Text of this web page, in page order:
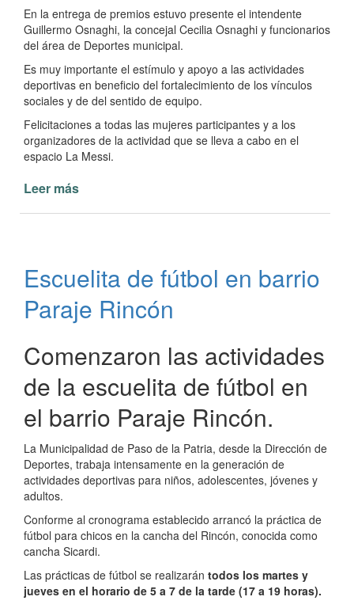
En la entrega de premios estuvo presente el intendente
Guillermo Osnaghi, la concejal Cecilia Osnaghi y funcionarios
del área de Deportes municipal.
Es muy importante el estímulo y apoyo a las actividades
deportivas en beneficio del fortalecimiento de los vínculos
sociales y de del sentido de equipo.
Felicitaciones a todas las mujeres participantes y a los
organizadores de la actividad que se lleva a cabo en el
espacio La Messi.
Leer más
de
fútbol
femenino
de
la
Patria
Escuelita de fútbol en barrio
Paraje Rincón
Comenzaron las actividades
de la escuelita de fútbol en
el barrio Paraje Rincón.
La Municipalidad de Paso de la Patria, desde la Dirección de
Deportes, trabaja intensamente en la generación de
actividades deportivas para niños, adolescentes, jóvenes y
adultos.
Conforme al cronograma establecido arrancó la práctica de
fútbol para chicos en la cancha del Rincón, conocida como
cancha Sicardi.
Las prácticas de fútbol se realizarán todos los martes y
jueves en el horario de 5 a 7 de la tarde (17 a 19 horas).